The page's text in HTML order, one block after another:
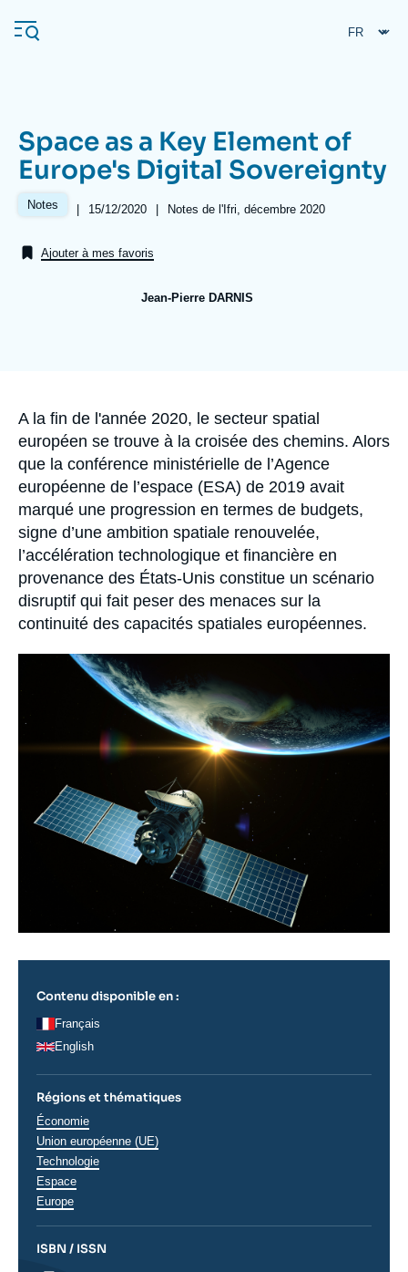
au
contenu
Navigation
principale
L'Ifri
Analyses
Se connecter
Nous soutenir
Space as a Key Element of
Europe's Digital Sovereignty
Notes |
Date
publication
15/12/2020 | Références
Notes de l'Ifri, décembre 2020
Ajouter à mes favoris
Jean-Pierre DARNIS
Accroche
A la fin de l'année 2020, le secteur spatial
européen se trouve à la croisée des chemins. Alors
que la conférence ministérielle de l’Agence
européenne de l’espace (ESA) de 2019 avait
marqué une progression en termes de budgets,
signe d’une ambition spatiale renouvelée,
l’accélération technologique et financière en
provenance des États-Unis constitue un scénario
disruptif qui fait peser des menaces sur la
continuité des capacités spatiales européennes.
Contenu disponible en :
Français
English
Régions et thématiques
Thématiques
analyses
Économie
Union européenne (UE)
Technologie
Espace
Régions
Europe
ISBN / ISSN